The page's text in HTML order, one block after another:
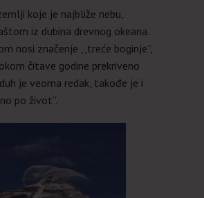
koje je najbliže nebu,
iz dubina drevnog okeana.
nosi značenje ,,treće boginje”,
čitave godine prekriveno
je veoma redak, takođe je i
po život”.